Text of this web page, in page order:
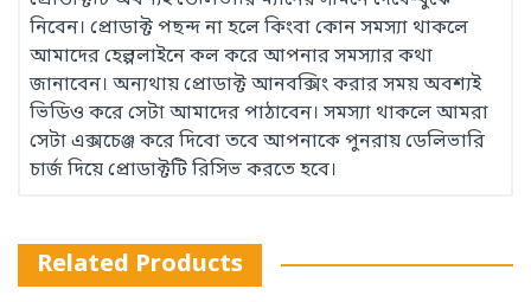
নিবেন। প্রোডাক্ট পছন্দ না হলে কিংবা কোন সমস্যা থাকলে
আমাদের হেল্পলাইনে কল করে আপনার সমস্যার কথা
জানাবেন। অন্যথায় প্রোডাক্ট আনবক্সিং করার সময় অবশ্যই
ভিডিও করে সেটা আমাদের পাঠাবেন। সমস্যা থাকলে আমরা
সেটা এক্সচেঞ্জ করে দিবো তবে আপনাকে পুনরায় ডেলিভারি
চার্জ দিয়ে প্রোডাক্টটি রিসিভ করতে হবে।
Related Products